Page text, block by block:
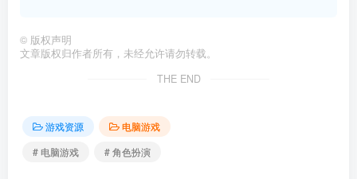
© 版权声明
文章版权归作者所有，未经允许请勿转载。
THE END
游戏资源
电脑游戏
# 电脑游戏
# 角色扮演